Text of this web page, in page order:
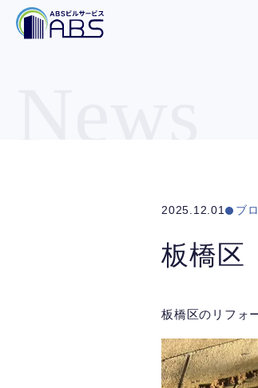
2025.12.01 ブ
板橋
板橋区のリフォ